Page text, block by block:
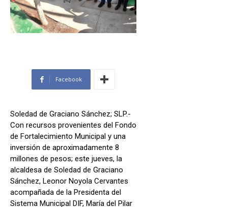
Facebook
Soledad de Graciano Sánchez; SLP.-
Con recursos provenientes del Fondo
de Fortalecimiento Municipal y una
inversión de aproximadamente 8
millones de pesos; este jueves, la
alcaldesa de Soledad de Graciano
Sánchez, Leonor Noyola Cervantes
acompañada de la Presidenta del
Sistema Municipal DIF, María del Pilar